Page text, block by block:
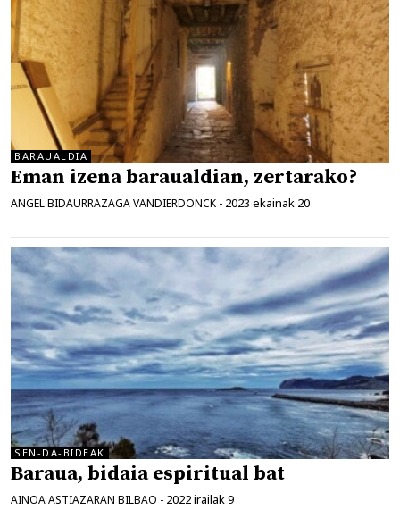
BARAUALDIA
Eman izena baraualdian, zertarako?
ANGEL BIDAURRAZAGA VANDIERDONCK - 2023 ekainak 20
SEN-DA-BIDEAK
Baraua, bidaia espiritual bat
AINOA ASTIAZARAN BILBAO - 2022 irailak 9